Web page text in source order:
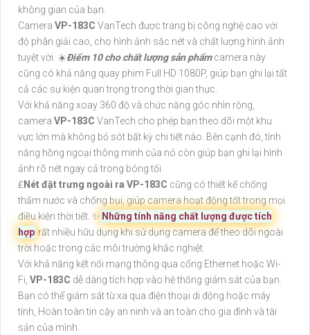
không gian của bạn.
Camera VP-183C VanTech được trang bị công nghệ cao với
độ phân giải cao, cho hình ảnh sắc nét và chất lượng hình ảnh
tuyệt vời. ☀️Điểm 10 cho chất lượng sản phẩmcamera này
cũng có khả năng quay phim Full HD 1080P, giúp bạn ghi lại tất
cả các sự kiện quan trọng trong thời gian thực.
Với khả năng xoay 360 độ và chức năng góc nhìn rộng,
camera VP-183C VanTech cho phép bạn theo dõi một khu
vực lớn mà không bỏ sót bất kỳ chi tiết nào. Bên cạnh đó, tính
năng hồng ngoại thông minh của nó còn giúp bạn ghi lại hình
ảnh rõ nét ngay cả trong bóng tối.
₤ Nét đặt trưng ngoài ra VP-183C cũng có thiết kế chống
thấm nước và chống bụi, giúp camera hoạt động tốt trong mọi
điều kiện thời tiết. ✨ Những tính năng chất lượng được tích
hợp rất nhiều hữu dụng khi sử dụng camera để theo dõi ngoài
trời hoặc trong các môi trường khắc nghiệt.
Với khả năng kết nối mạng thông qua cổng Ethernet hoặc Wi-
Fi, VP-183C dễ dàng tích hợp vào hệ thống giám sát của bạn.
Bạn có thể giám sát từ xa qua điện thoại di động hoặc máy
tính, Hoàn toàn tin cậy an ninh và an toàn cho gia đình và tài
sản của mình.